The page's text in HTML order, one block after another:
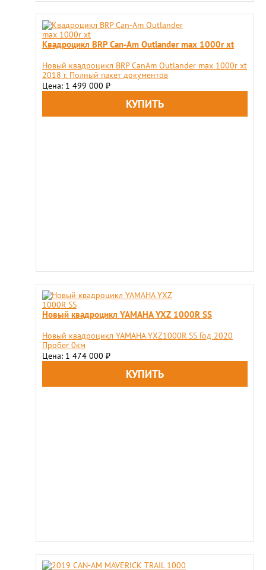
Квадроцикл BRP Can-Am Оutlander max 1000r xt
Новый квадроцикл BRP CanAm Оutlander max 1000r xt
2018 г. Полный пакет документов
Цена: 1 499 000 ₽
Новый квадроцикл YAMAHA YXZ 1000R SS
Новый квадроцикл YAMAHA YXZ1000R SS Год 2020
Пробег 0км
Цена: 1 474 000 ₽